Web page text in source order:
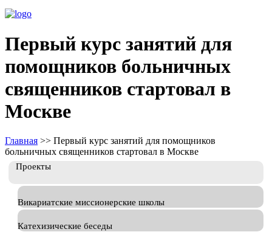
Первый курс занятий для
помощников больничных
священников стартовал в
Москве
Главная >> Первый курс занятий для помощников
больничных священников стартовал в Москве
Проекты
Викариатские миссионерские школы
Катехизические беседы